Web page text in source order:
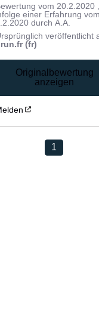
vom 20.2.2020
einer Erfahrung
durchA.A.
veröffentlicht
(fr)
Originalbewertung
anzeigen
1